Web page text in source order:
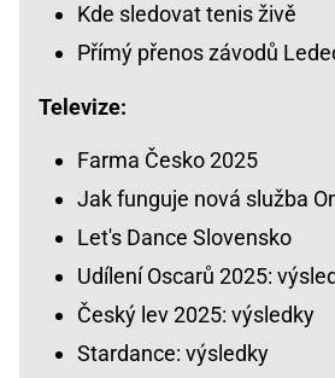
Kde sledovat tenis živě
Přímý přenos závodů
Televize:
Farma Česko 2025
Jak funguje nová služba
Let's Dance Slovensko
Udílení Oscarů 2025:
Český lev 2025: výsledky
Stardance: výsledky